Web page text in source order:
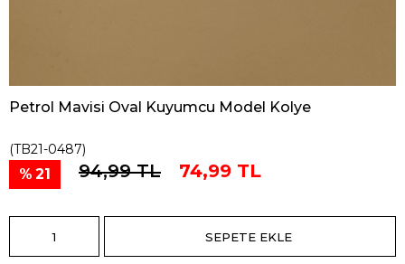
Petrol Mavisi Oval Kuyumcu Model Kolye
(TB21-0487)
21 94,99 TL 74,99 TL